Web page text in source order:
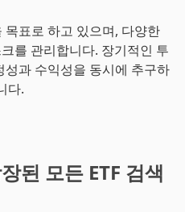
목표로 하고 있으며, 다양한
를 관리합니다. 장기적인 투
성과 수익성을 동시에 추구하
다.
된 모든 ETF 검색